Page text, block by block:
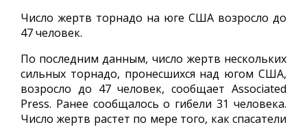
Число жертв торнадо на юге США возросло до
47 человек.
По последним данным, число жертв нескольких
сильных торнадо, пронесшихся над югом США,
возросло до 47 человек, сообщает Associated
Press. Ранее сообщалось о гибели 31 человека.
Число жертв растет по мере того, как спасатели